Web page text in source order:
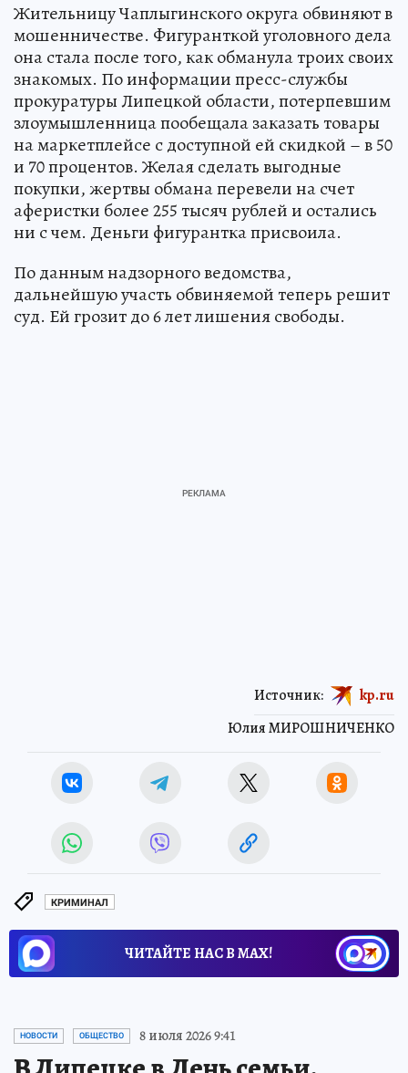
Жительницу Чаплыгинского округа обвиняют в
мошенничестве. Фигуранткой уголовного дела
она стала после того, как обманула троих своих
знакомых. По информации пресс-службы
прокуратуры Липецкой области, потерпевшим
злоумышленница пообещала заказать товары
на маркетплейсе с доступной ей скидкой – в 50
и 70 процентов. Желая сделать выгодные
покупки, жертвы обмана перевели на счет
аферистки более 255 тысяч рублей и остались
ни с чем. Деньги фигурантка присвоила.
По данным надзорного ведомства,
дальнейшую участь обвиняемой теперь решит
суд. Ей грозит до 6 лет лишения свободы.
Юлия МИРОШНИЧЕНКО
Источник: kp.ru
КРИМИНАЛ
ЧИТАЙТЕ НАС В МАХ!
НОВОСТИ ОБЩЕСТВО 8 июля 2026 9:41